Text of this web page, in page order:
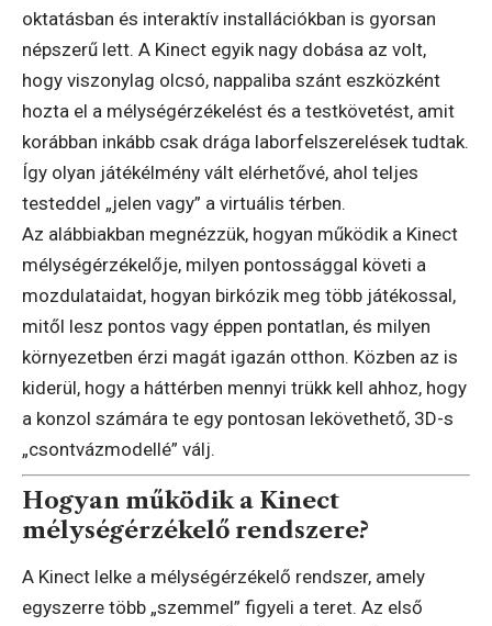
oktatásban és interaktív installációkban is gyorsan
népszerű lett. A Kinect egyik nagy dobása az volt,
hogy viszonylag olcsó, nappaliba szánt eszközként
hozta el a mélységérzékelést és a testkövetést, amit
korábban inkább csak drága laborfelszerelések tudtak.
Így olyan játékélmény vált elérhetővé, ahol teljes
testeddel „jelen vagy” a virtuális térben.
Az alábbiakban megnézzük, hogyan működik a Kinect
mélységérzékelője, milyen pontossággal követi a
mozdulataidat, hogyan birkózik meg több játékossal,
mitől lesz pontos vagy éppen pontatlan, és milyen
környezetben érzi magát igazán otthon. Közben az is
kiderül, hogy a háttérben mennyi trükk kell ahhoz, hogy
a konzol számára te egy pontosan lekövethető, 3D-s
„csontvázmodellé” válj.
Hogyan működik a Kinect
mélységérzékelő rendszere?
A Kinect lelke a mélységérzékelő rendszer, amely
egyszerre több „szemmel” figyeli a teret. Az első